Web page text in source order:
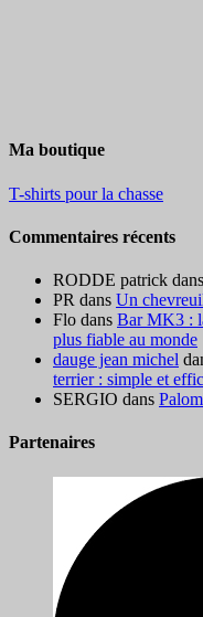
Ma boutique
T-shirts pour la chasse
Commentaires récents
RODDE patrick dans
PR dans Un
Flo dans Bar MK3 :
plus fiable au monde
dauge jean michel
terrier : simple et
SERGIO dans
Partenaires